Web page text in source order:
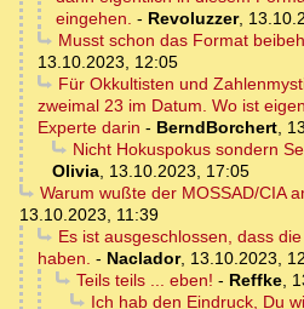
eingehen. - Revoluzzer,
Musst schon das Format
13.10.2023, 12:05
Für Okkultisten und
zweimal 23 im Datum. Wo ist
Experte darin - BerndBorchert,
Nicht Hokuspokus sondern
Olivia, 13.10.2023, 17:05
Warum wußte der MOSSAD/CIA
13.10.2023, 11:39
Es ist ausgeschlossen, dass
haben. - Naclador, 13.10.2023,
Teils teils ... eben! - Reffke,
Ich hab den Eindruck, Du